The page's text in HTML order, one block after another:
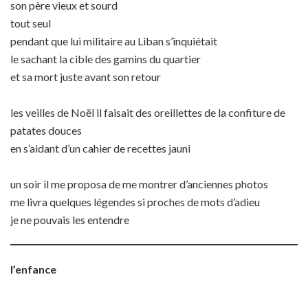
son père vieux et sourd
tout seul
pendant que lui militaire au Liban s’inquiétait
le sachant la cible des gamins du quartier
et sa mort juste avant son retour
les veilles de Noël il faisait des oreillettes de la confiture de
patates douces
en s’aidant d’un cahier de recettes jauni
un soir il me proposa de me montrer d’anciennes photos
me livra quelques légendes si proches de mots d’adieu
je ne pouvais les entendre
l’enfance